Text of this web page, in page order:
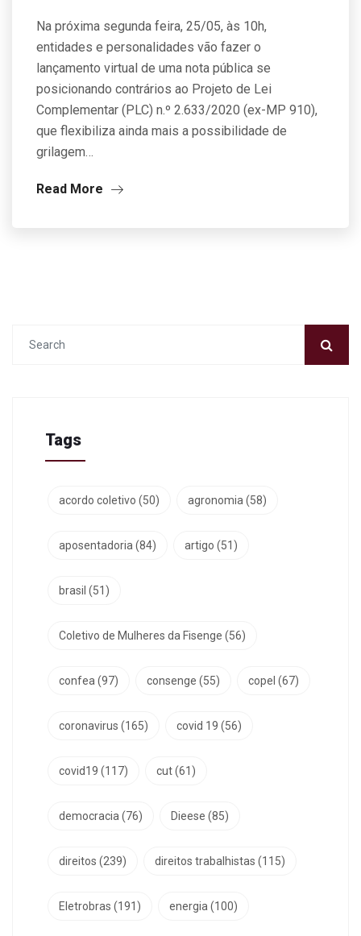
Na próxima segunda feira, 25/05, às 10h,
entidades e personalidades vão fazer o
lançamento virtual de uma nota pública se
posicionando contrários ao Projeto de Lei
Complementar (PLC) n.º 2.633/2020 (ex-MP 910),
que flexibiliza ainda mais a possibilidade de
grilagem…
Read More
Tags
acordo coletivo (50) agronomia (58)
aposentadoria (84) artigo (51)
brasil (51)
Coletivo de Mulheres da Fisenge (56)
confea (97) consenge (55) copel (67)
coronavirus (165) covid 19 (56)
covid19 (117) cut(61)
democracia (76) Dieese (85)
direitos (239) direitos trabalhistas (115)
Eletrobras (191) energia (100)